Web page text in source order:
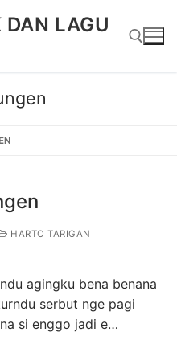
DAN LAGU
for:
HARTO TARIGAN
agingku bena benana
serbut nge pagi
si enggo jadi e…